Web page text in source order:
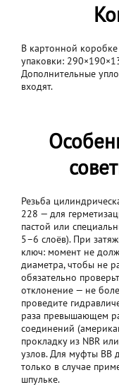
В картонной
упаковки:
Дополнительные
входят.
Резьба
228 — для
пастой или
5–6 слоёв). При
ключ: момент не
диаметра, чтобы не
обязательно
отклонение — не
проведите
раза превышающем
соединений
прокладку из NBR
узлов. Для муфты ВВ
только в случае
шпульке.